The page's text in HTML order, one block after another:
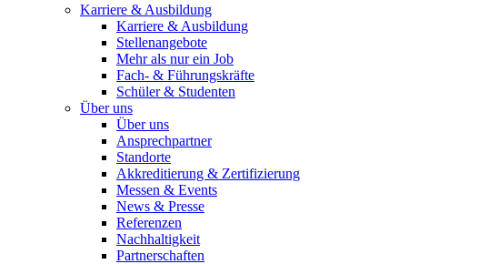
Karriere & Ausbildung
Karriere & Ausbildung
Stellenangebote
Mehr als nur ein Job
Fach- & Führungskräfte
Schüler & Studenten
Über uns
Über uns
Ansprechpartner
Standorte
Akkreditierung & Zertifizierung
Messen & Events
News & Presse
Referenzen
Nachhaltigkeit
Partnerschaften